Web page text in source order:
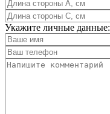
Укажите личные данные: